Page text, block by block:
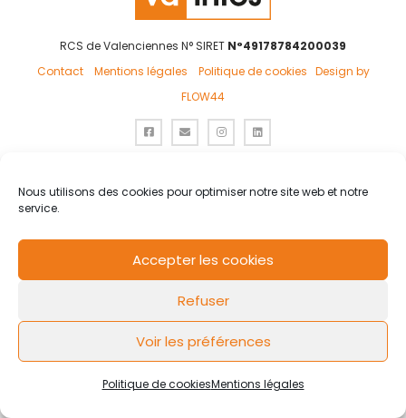
Nous utilisons des cookies pour optimiser notre site web et notre
service.
Accepter les cookies
Refuser
Voir les préférences
Politique de cookiesMentions légales
RCS de Valenciennes N° SIRET N°49178784200039
Contact
Mentions légales Politique de cookies Design by
FLOW44